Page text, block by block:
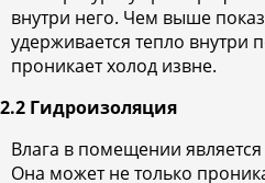
внутри него. Чем выше
удерживается тепло внутри
проникает холод извне.
2.2 Гидроизоляция
Влага в помещении
Она может не только